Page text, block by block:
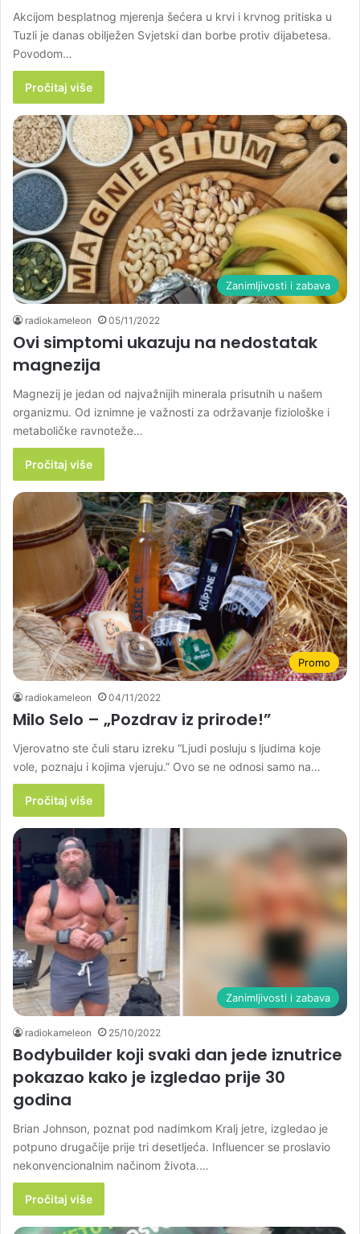
Akcijom besplatnog mjerenja šećera u krvi i krvnog pritiska u
Tuzli je danas obilježen Svjetski dan borbe protiv dijabetesa.
Povodom…
Pročitaj više
Zanimljivosti i zabava
radiokameleon 05/11/2022
Ovi simptomi ukazuju na nedostatak
magnezija
Magnezij je jedan od najvažnijih minerala prisutnih u našem
organizmu. Od iznimne je važnosti za održavanje fiziološke i
metaboličke ravnoteže…
Pročitaj više
Promo
radiokameleon 04/11/2022
Milo Selo – „Pozdrav iz prirode!”
Vjerovatno ste čuli staru izreku “Ljudi posluju s ljudima koje
vole, poznaju i kojima vjeruju.” Ovo se ne odnosi samo na…
Pročitaj više
Zanimljivosti i zabava
radiokameleon 25/10/2022
Bodybuilder koji svaki dan jede iznutrice
pokazao kako je izgledao prije 30
godina
Brian Johnson, poznat pod nadimkom Kralj jetre, izgledao je
potpuno drugačije prije tri desetljeća. Influencer se proslavio
nekonvencionalnim načinom života.…
Pročitaj više